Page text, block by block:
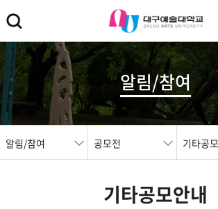
알림/참여
알림/참여 공모전 기타공
기타공모안내